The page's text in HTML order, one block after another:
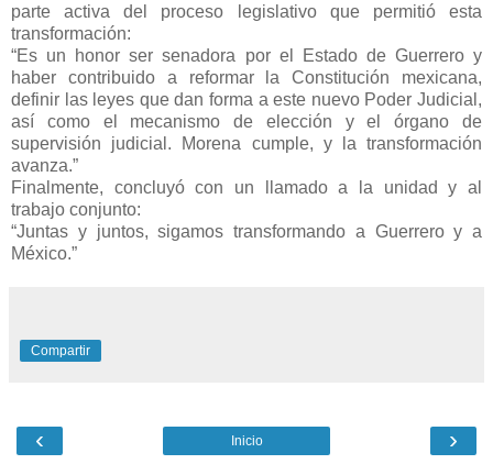
parte activa del proceso legislativo que permitió esta
transformación:
“Es un honor ser senadora por el Estado de Guerrero y
haber contribuido a reformar la Constitución mexicana,
definir las leyes que dan forma a este nuevo Poder Judicial,
así como el mecanismo de elección y el órgano de
supervisión judicial. Morena cumple, y la transformación
avanza.”
Finalmente, concluyó con un llamado a la unidad y al
trabajo conjunto:
“Juntas y juntos, sigamos transformando a Guerrero y a
México.”
Compartir
‹ ›
Inicio